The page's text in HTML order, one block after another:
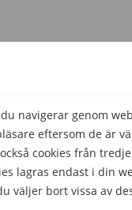
navigerar genom
eftersom de är
cookies från
lagras endast i din
väljer bort vissa av